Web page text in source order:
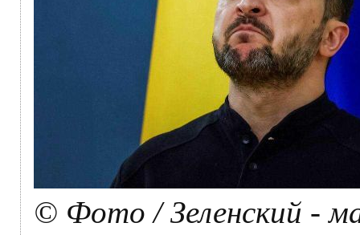
© Фото / Зеленский -